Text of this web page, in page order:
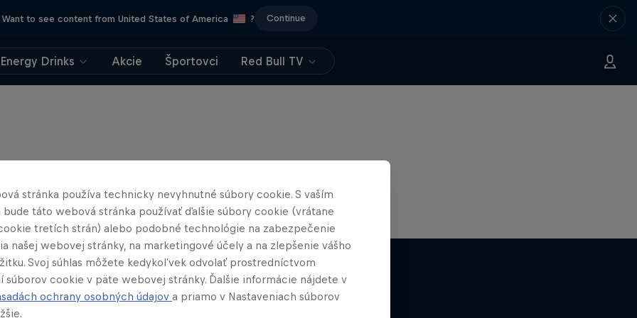
Want to see content from United States of America ? Continue
Energy Drinks Akcie Športovci Red Bull TV
stránka používa technicky nevyhnutné súbory cookie. S vaším
bude táto webová stránka používať ďalšie súbory cookie (vrátane
tretích strán) alebo podobné technológie na zabezpečenie
našej webovej stránky, na marketingové účely a na zlepšenie vášho
Svoj súhlas môžete kedykoľvek odvolať prostredníctvom
súborov cookie v päte webovej stránky. Ďalšie informácie nájdete v
ochrany osobných údajov a priamo v Nastaveniach súborov